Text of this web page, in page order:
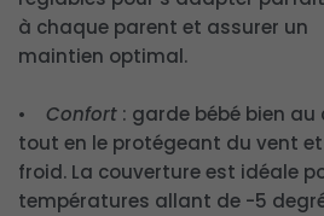
à chaque parent et assurer un
maintien optimal.
• Confort : garde bébé bien au
tout en le protégeant du vent
froid. La couverture est idéale
températures allant de -5